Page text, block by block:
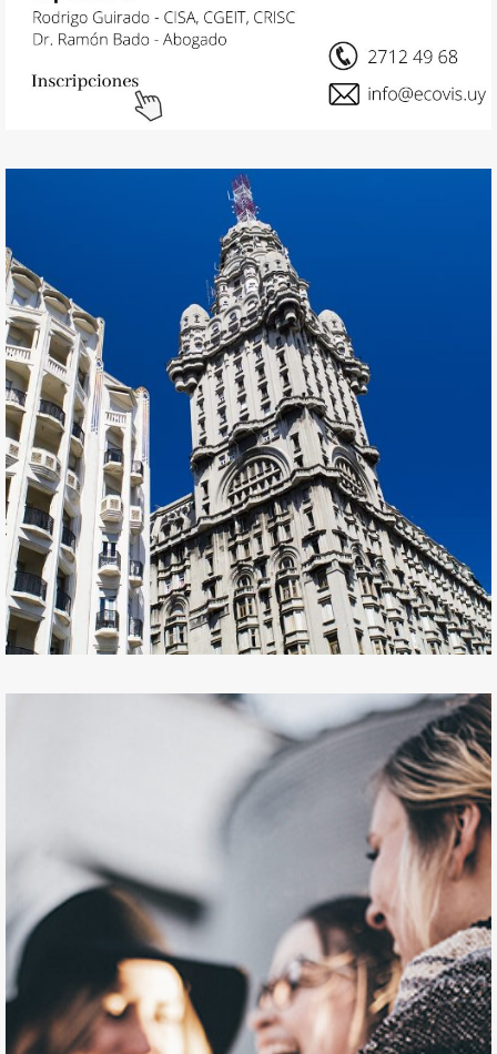
3 noviembre, 2020
Ley de Urgente Consideración –
Arrendamientos: Régimen especial
3 noviembre, 2020
Residencia Fiscal en Uruguay – Flexibilización